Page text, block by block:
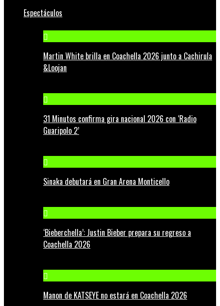
Espectáculos
Martin White brilla en Coachella 2026 junto a Cachirula
&Loojan
31 Minutos confirma gira nacional 2026 con ‘Radio
Guaripolo 2’
Sinaka debutará en Gran Arena Monticello
‘Bieberchella’: Justin Bieber prepara su regreso a
Coachella 2026
Manon de KATSEYE no estará en Coachella 2026